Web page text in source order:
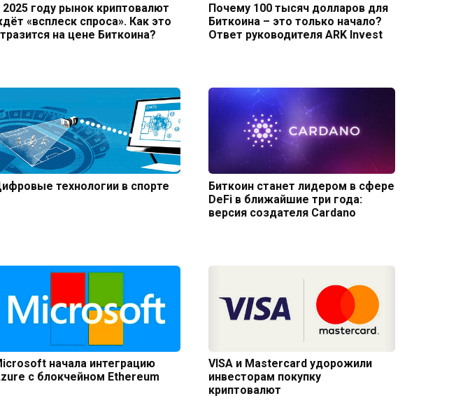
2025 году рынок криптовалют
«всплеск спроса». Как это
на цене Биткоина?
Почему 100 тысяч долларов для
Биткоина – это только начало?
Ответ руководителя ARK Invest
технологии в спорте
Биткоин станет лидером в сфере
DeFi в ближайшие три года:
версия создателя Cardano
начала интеграцию
с блокчейном Ethereum
VISA и Mastercard удорожили
инвесторам покупку
криптовалют